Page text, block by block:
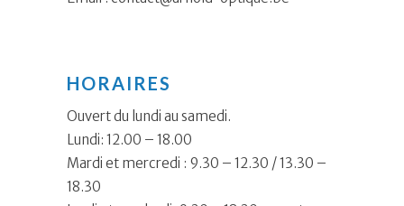
HORAIRES
Ouvert du lundi au samedi.
Lundi: 12.00 – 18.00
Mardi et mercredi : 9.30 – 12.30 / 13.30 –
18.30